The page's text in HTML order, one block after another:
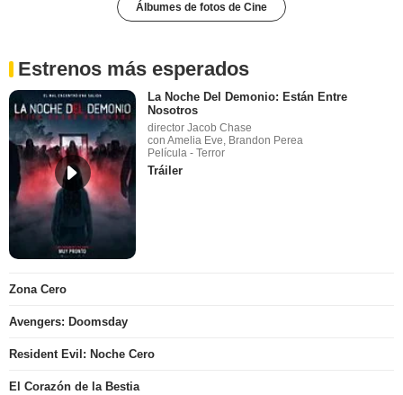
Álbumes de fotos de Cine
Estrenos más esperados
La Noche Del Demonio: Están Entre
Nosotros
director Jacob Chase
con Amelia Eve, Brandon Perea
Película - Terror
Tráiler
Zona Cero
Avengers: Doomsday
Resident Evil: Noche Cero
El Corazón de la Bestia